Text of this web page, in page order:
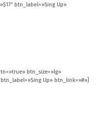
btn_label=»Sing Up»
btn_size=»lg»
Up» btn_link=»#»]